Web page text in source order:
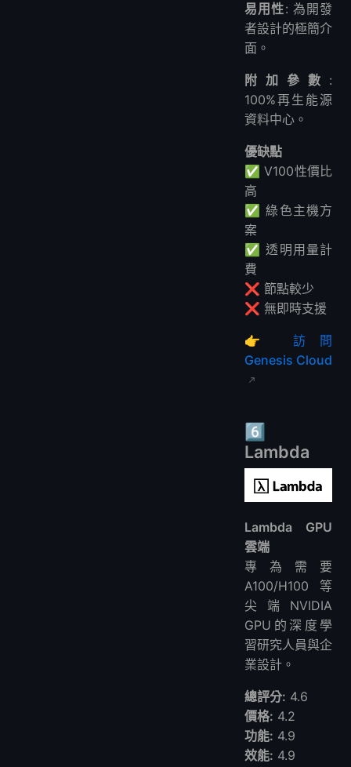
易用性: 為開發
者設計的極簡介
面。
附加參數 :
100%再生能源
資料中心。
優缺點
✅ V100性價比
高
✅ 綠色主機方
案
✅ 透明用量計
費
❌ 節點較少
❌ 無即時支援
👉 訪問
Genesis Cloud
6️⃣
Lambda
Lambda GPU
雲端
專為需要
A100/H100等
尖端NVIDIA
GPU的深度學
習研究人員與企
業設計。
總評分: 4.6
價格: 4.2
功能: 4.9
效能: 4.9